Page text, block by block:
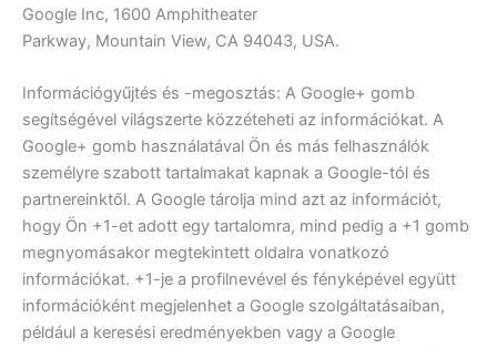
Google Inc, 1600 Amphitheater
Parkway, Mountain View, CA 94043, USA.
Információgyűjtés és -megosztás: A Google+ gomb
segítségével világszerte közzéteheti az információkat. A
Google+ gomb használatával Ön és más felhasználók
személyre szabott tartalmakat kapnak a Google-tól és
partnereinktől. A Google tárolja mind azt az információt,
hogy Ön +1-et adott egy tartalomra, mind pedig a +1 gomb
megnyomásakor megtekintett oldalra vonatkozó
információkat. +1-je a profilnevével és fényképével együtt
információként megjelenhet a Google szolgáltatásaiban,
például a keresési eredményekben vagy a Google